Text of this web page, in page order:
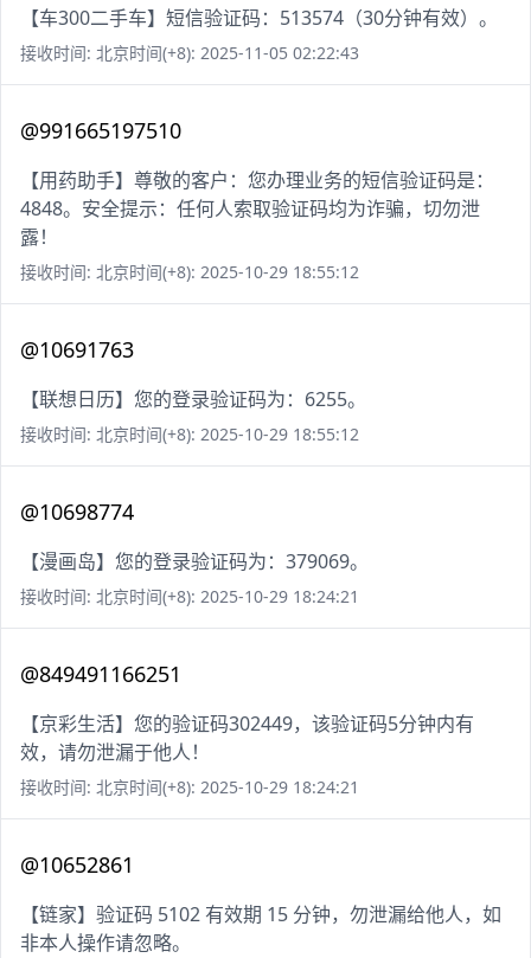
【车300二手车】短信验证码：513574（30分钟有效）。
接收时间: 北京时间(+8): 2025-11-05 02:22:43
@991665197510
【用药助手】尊敬的客户：您办理业务的短信验证码是：
4848。安全提示：任何人索取验证码均为诈骗，切勿泄
露！
接收时间: 北京时间(+8): 2025-10-29 18:55:12
@10691763
【联想日历】您的登录验证码为：6255。
接收时间: 北京时间(+8): 2025-10-29 18:55:12
@10698774
【漫画岛】您的登录验证码为：379069。
接收时间: 北京时间(+8): 2025-10-29 18:24:21
@849491166251
【京彩生活】您的验证码302449，该验证码5分钟内有
效，请勿泄漏于他人！
接收时间: 北京时间(+8): 2025-10-29 18:24:21
@10652861
【链家】验证码 5102 有效期 15 分钟，勿泄漏给他人，如
非本人操作请忽略。